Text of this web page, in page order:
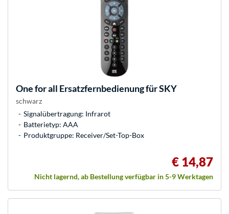
One for all Ersatzfernbedienung für SKY
schwarz
Signalübertragung: Infrarot
Batterietyp: AAA
Produktgruppe: Receiver/Set-Top-Box
€ 14,87
Nicht lagernd, ab Bestellung verfügbar in 5-9 Werktagen